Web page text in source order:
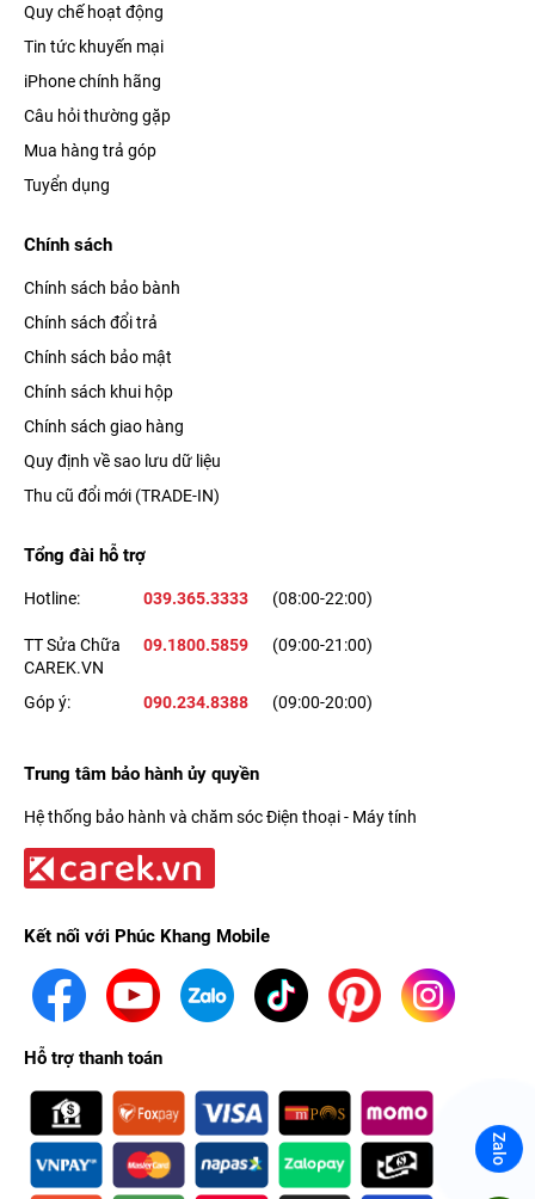
Quy chế hoạt động
Tin tức khuyến mại
iPhone chính hãng
Câu hỏi thường gặp
Mua hàng trả góp
Tuyển dụng
Chính sách
Chính sách bảo bành
Chính sách đổi trả
Chính sách bảo mật
Chính sách khui hộp
Chính sách giao hàng
Quy định về sao lưu dữ liệu
Thu cũ đổi mới (TRADE-IN)
Tổng đài hỗ trợ
Hotline: 039.365.3333 (08:00-22:00)
TT Sửa Chữa
CAREK.VN
09.1800.5859 (09:00-21:00)
Góp ý: 090.234.8388 (09:00-20:00)
Trung tâm bảo hành ủy quyền
Hệ thống bảo hành và chăm sóc Điện thoại - Máy tính
Kết nối với Phúc Khang Mobile
Hỗ trợ thanh toán
Zalo